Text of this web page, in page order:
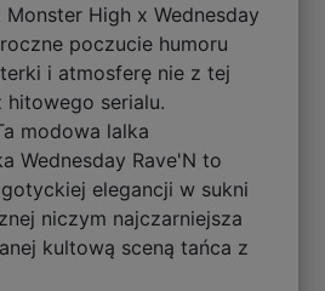
Monster High x Wednesday
poczucie humoru
i atmosferę nie z tej
hitowego serialu.
modowa lalka
Wednesday Rave'N to
elegancji w sukni
niczym najczarniejsza
kultową sceną tańca z